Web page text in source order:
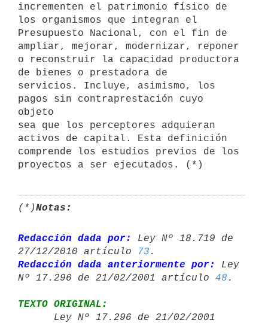
incrementen el patrimonio físico de
los organismos que integran el
Presupuesto Nacional, con el fin de
ampliar, mejorar, modernizar, reponer
o reconstruir la capacidad productora
de bienes o prestadora de
servicios. Incluye, asimismo, los
pagos sin contraprestación cuyo
objeto
sea que los perceptores adquieran
activos de capital. Esta definición
comprende los estudios previos de los
(*)Notas:
Redacción dada por:
Ley Nº 18.719 de
27/12/2010 artículo
73
Redacción dada anteriormente por:
Ley
Nº 17.296 de 21/02/2001 artículo 48
TEXTO ORIGINAL: